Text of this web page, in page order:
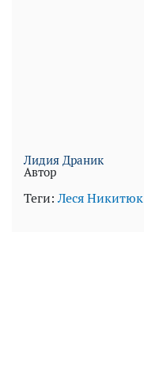
Лидия Драник
Автор
Теги: Леся Никитюк